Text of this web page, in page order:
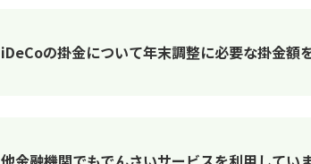
iDeCoの掛金について年末調整に必要な掛金額